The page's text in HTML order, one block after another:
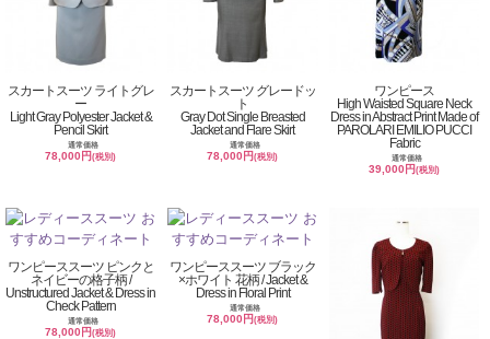
スカートスーツ ライトグレ
ー
Light Gray Polyester Jacket &
Pencil Skirt
通常価格
78,000円(税別)
スカートスーツ グレードッ
ト
Gray Dot Single Breasted
Jacket and Flare Skirt
通常価格
78,000円(税別)
ワンピース
High Waisted Square Neck
Dress in Abstract Print Made of
PAROLARI EMILIO PUCCI
Fabric
通常価格
39,000円(税別)
ワンピーススーツ ピンクと
ネイビーの格子柄 /
Unstructured Jacket & Dress in
Check Pattern
通常価格
78,000円(税別)
ワンピーススーツ ブラック
×ホワイト 花柄 / Jacket &
Dress in Floral Print
通常価格
78,000円(税別)